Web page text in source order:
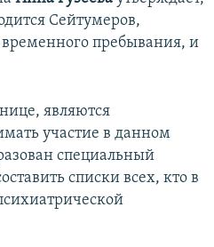
Сейтумеров,
временного пребывания, и
являются
участие в данном
специальный
списки всех, кто в